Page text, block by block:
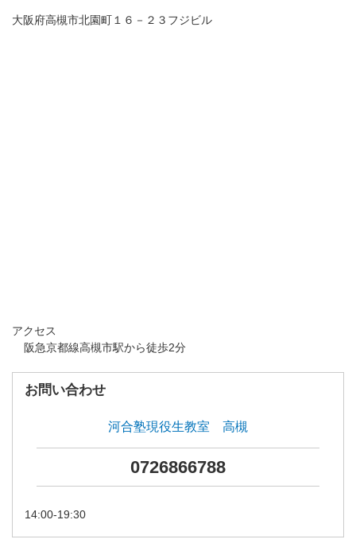
大阪府高槻市北園町１６－２３フジビル
アクセス
阪急京都線高槻市駅から徒歩2分
お問い合わせ
河合塾現役生教室 高槻
0726866788
14:00-19:30